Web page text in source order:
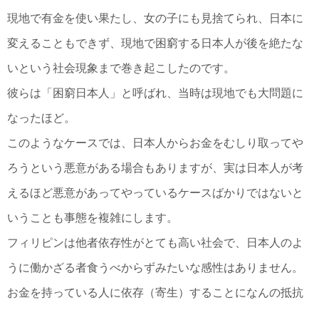
現地で有金を使い果たし、女の子にも見捨てられ、日本に
変えることもできず、現地で困窮する日本人が後を絶たな
いという社会現象まで巻き起こしたのです。
彼らは「困窮日本人」と呼ばれ、当時は現地でも大問題に
なったほど。
このようなケースでは、日本人からお金をむしり取ってや
ろうという悪意がある場合もありますが、実は日本人が考
えるほど悪意があってやっているケースばかりではないと
いうことも事態を複雑にします。
フィリピンは他者依存性がとても高い社会で、日本人のよ
うに働かざる者食うべからずみたいな感性はありません。
お金を持っている人に依存（寄生）することになんの抵抗